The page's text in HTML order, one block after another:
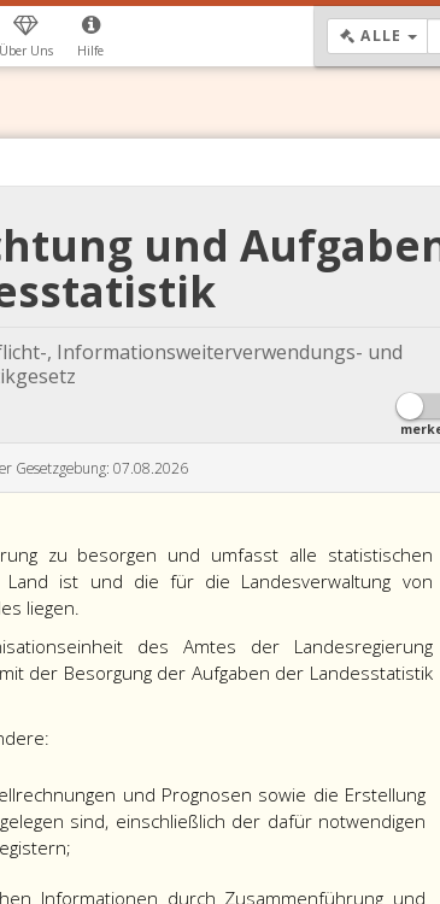
Über Uns Hilfe
ALLE
und
, Informationsweiterverwendungs- und
Gesetzgebung: 07.08.2026
zu besorgen und umfasst alle statistischen
Land ist und die für die Landesverwaltung von
liegen.
des Amtes der Landesregierung
der Besorgung der Aufgaben der Landesstatistik
und Prognosen sowie die Erstellung
sind, einschließlich der dafür notwendigen
Informationen durch Zusammenführung und